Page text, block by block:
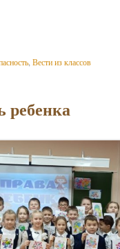
Вести из классов
ребенка